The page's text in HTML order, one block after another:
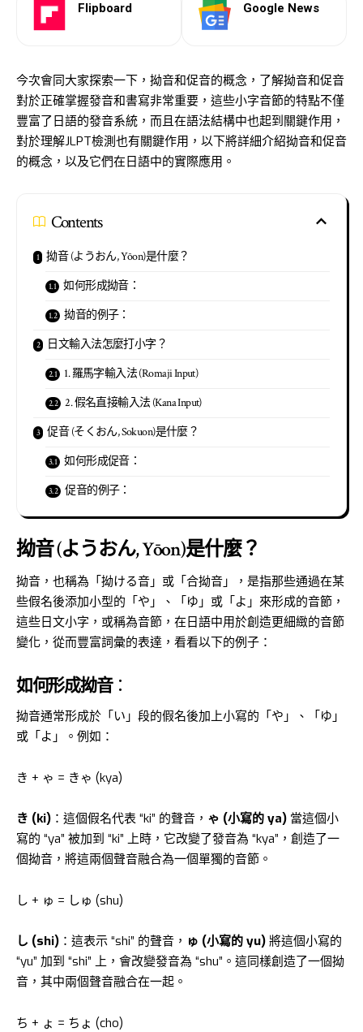
Flipboard Google News
今次會同大家探索一下，拗音和促音的概念，了解拗音和促音
對於正確掌握發音和書寫非常重要，這些小字音節的特點不僅
豐富了日語的發音系統，而且在語法結構中也起到關鍵作用，
對於理解JLPT檢測也有關鍵作用，以下將詳細介紹拗音和促音
的概念，以及它們在日語中的實際應用。
Contents
拗音 (ようおん, Yōon)是什麼？
如何形成拗音：
拗音的例子：
日文輸入法怎麼打小字？
1. 羅馬字輸入法 (Romaji Input)
2. 假名直接輸入法 (Kana Input)
促音 (そくおん, Sokuon)是什麼？
如何形成促音：
促音的例子：
拗音 (ようおん, Yōon)是什麼？
拗音，也稱為「拗ける音」或「合拗音」，是指那些通過在某
些假名後添加小型的「や」、「ゆ」或「よ」來形成的音節，
這些日文小字，或稱為音節，在日語中用於創造更細緻的音節
變化，從而豐富詞彙的表達，看看以下的例子：
如何形成拗音：
拗音通常形成於「い」段的假名後加上小寫的「や」、「ゆ」
或「よ」。例如：
き + ゃ = きゃ (kya)
き (ki) ：這個假名代表 “ki” 的聲音， ゃ (小寫的 ya) 當這個小
寫的 “ya” 被加到 “ki” 上時，它改變了發音為 “kya”，創造了一
個拗音，將這兩個聲音融合為一個單獨的音節。
し + ゅ = しゅ (shu)
し (shi) ：這表示 “shi” 的聲音， ゅ (小寫的 yu) 將這個小寫的
“yu” 加到 “shi” 上，會改變發音為 “shu”。這同樣創造了一個拗
音，其中兩個聲音融合在一起。
ち + ょ = ちょ (cho)